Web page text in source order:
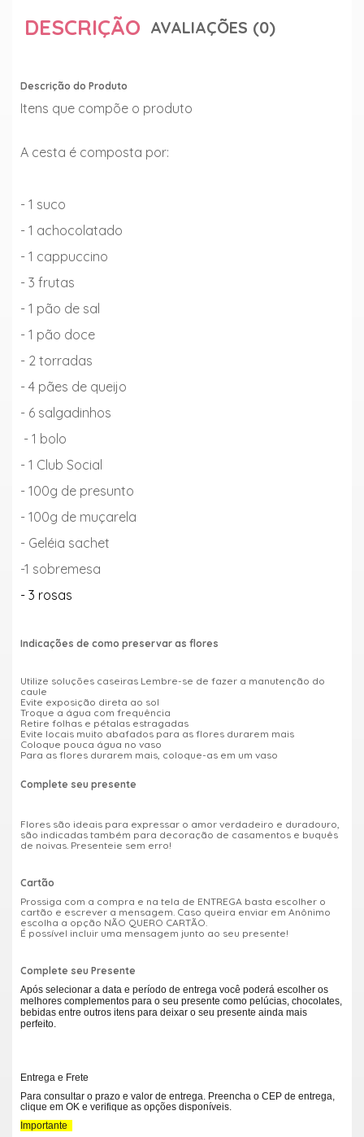
DESCRIÇÃO AVALIAÇÕES (0)
Descrição do Produto
Itens que compõe o produto
A cesta é composta por:
- 1 suco
- 1 achocolatado
- 1 cappuccino
- 3 frutas
- 1 pão de sal
- 1 pão doce
- 2 torradas
- 4 pães de queijo
- 6 salgadinhos
- 1 bolo
- 1 Club Social
- 100g de presunto
- 100g de muçarela
- Geléia sachet
-1 sobremesa
- 3 rosas
Indicações de como preservar as flores
Utilize soluções caseiras Lembre-se de fazer a manutenção do
caule
Evite exposição direta ao sol
Troque a água com frequência
Retire folhas e pétalas estragadas
Evite locais muito abafados para as flores durarem mais
Coloque pouca água no vaso
Para as flores durarem mais, coloque-as em um vaso
Complete seu presente
Flores são ideais para expressar o amor verdadeiro e duradouro,
são indicadas também para decoração de casamentos e buquês
de noivas. Presenteie sem erro!
Cartão
Prossiga com a compra e na tela de ENTREGA basta escolher o
cartão e escrever a mensagem. Caso queira enviar em Anônimo
escolha a opção NÃO QUERO CARTÃO.
É possível incluir uma mensagem junto ao seu presente!
Complete seu Presente
Após selecionar a data e período de entrega você poderá escolher os
melhores complementos para o seu presente como pelúcias, chocolates,
bebidas entre outros itens para deixar o seu presente ainda mais
perfeito.
Entrega e Frete
Para consultar o prazo e valor de entrega. Preencha o CEP de entrega,
clique em OK e verifique as opções disponíveis.
Importante